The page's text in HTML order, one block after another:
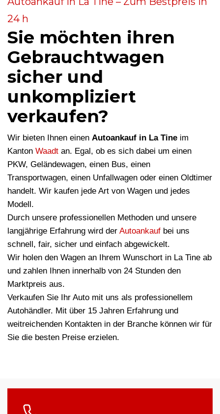
24 h
Sie möchten ihren
Gebrauchtwagen
sicher und
unkompliziert
verkaufen?
Wir bieten Ihnen einen Autoankauf in La Tine im
Kanton Waadt an. Egal, ob es sich dabei um einen
PKW, Geländewagen, einen Bus, einen
Transportwagen, einen Unfallwagen oder einen Oldtimer
handelt. Wir kaufen jede Art von Wagen und jedes
Modell.
Durch unsere professionellen Methoden und unsere
langjährige Erfahrung wird der Autoankauf bei uns
schnell, fair, sicher und einfach abgewickelt.
Wir holen den Wagen an Ihrem Wunschort in La Tine ab
und zahlen Ihnen innerhalb von 24 Stunden den
Marktpreis aus.
Verkaufen Sie Ihr Auto mit uns als professionellem
Autohändler. Mit über 15 Jahren Erfahrung und
weitreichenden Kontakten in der Branche können wir für
Sie die besten Preise erzielen.